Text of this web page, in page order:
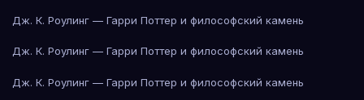
Дж. К. Роулинг — Гарри Поттер и философский камень
Дж. К. Роулинг — Гарри Поттер и философский камень
Дж. К. Роулинг — Гарри Поттер и философский камень